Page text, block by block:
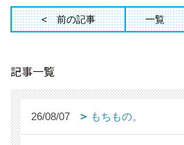
前の記事 一覧
記事一覧
26/08/07 もちもの。